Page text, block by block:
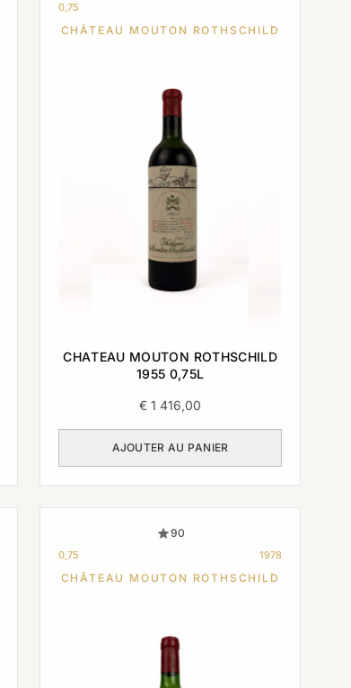
0,75
CHÂTEAU MOUTON ROTHSCHILD
CHATEAU MOUTON ROTHSCHILD
1955 0,75L
€ 1 416,00
AJOUTER AU PANIER
90
0,75 1978
CHÂTEAU MOUTON ROTHSCHILD